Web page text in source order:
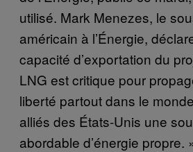
utilisé. Mark Menezes, le
américain à l’Énergie,
capacité d’exportation du
LNG est critique pour
liberté partout dans le
alliés des États-Unis une
abordable d’énergie propre.